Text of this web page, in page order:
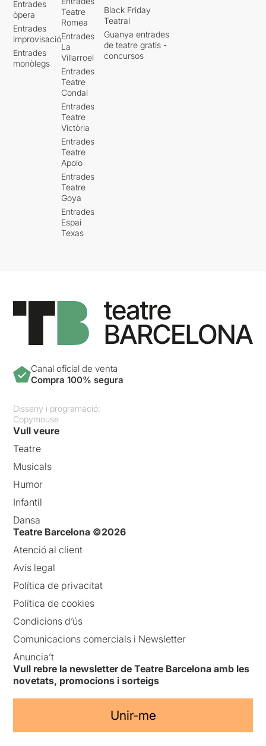
Entrades
òpera
Entrades
improvisació
Entrades
monòlegs
Teatre
Romea
Entrades
La
Villarroel
Entrades
Teatre
Condal
Entrades
Teatre
Victòria
Entrades
Teatre
Apolo
Entrades
Teatre
Goya
Entrades
Espai
Texas
Black Friday
Teatral
Guanya entrades
de teatre gratis -
concursos
Canal oficial de venta
Compra 100% segura
Disseny i programació:
Copymouse
Vull veure
Teatre
Musicals
Humor
Infantil
Dansa
Teatre Barcelona ©2026
Atenció al client
Avís legal
Política de privacitat
Política de cookies
Condicions d’ús
Comunicacions comercials i Newsletter
Anuncia’t
Vull rebre la newsletter de Teatre Barcelona amb les
novetats, promocions i sorteigs
Unir-me